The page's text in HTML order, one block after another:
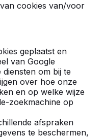
cookies van/voor
geplaatst en
van Google
om bij te
over hoe onze
en op welke wijze
zoekmachine op
afspraken
te beschermen,